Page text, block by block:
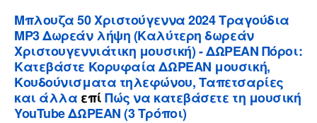
Μπλουζα 50 Χριστούγεννα 2024 Τραγούδια
MP3 Δωρεάν λήψη (Καλύτερη δωρεάν
Χριστουγεννιάτικη μουσική) - ΔΩΡΕΑΝ Πόροι:
Κατεβάστε Κορυφαία ΔΩΡΕΑΝ μουσική,
Κουδούνισματα τηλεφώνου, Ταπετσαρίες
και άλλα επίΠώς να κατεβάσετε τη μουσική
YouTube ΔΩΡΕΑΝ (3 Τρόποι)